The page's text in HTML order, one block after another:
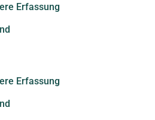
Erfassung
Erfassung